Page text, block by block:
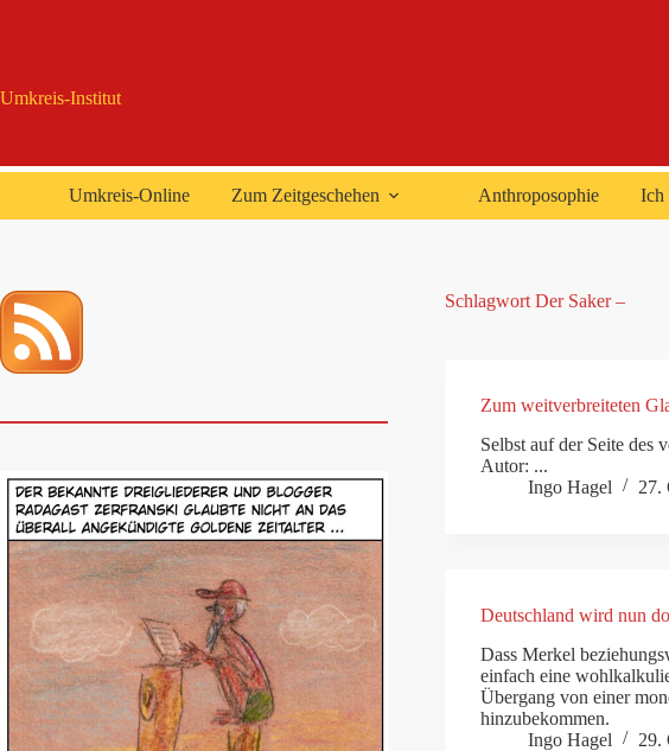
Umkreis-Institut
Umkreis-Online Zum Zeitgeschehen Anthroposophie Ich
SchlagwortDer Saker –
Zum weitverbreiteten
Selbst auf der Seite des
Autor: ...
Ingo Hagel
27.
Deutschland wird nun
Dass Merkel
einfach eine
Übergang von einer
hinzubekommen.
Ingo Hagel
29.